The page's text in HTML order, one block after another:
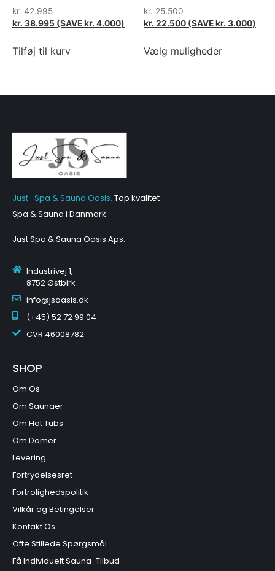
kr.42.995
kr. 38.995 (SAVEkr. 4.000)
Tilføj til kurv
kr.25.500
kr. 22.500 (SAVEkr. 3.000)
Vælg muligheder
Just- Spa & Sauna Oasis. Top kvalitet
Spa & Sauna i Danmark.
Just Spa & Sauna Oasis Aps.
Industrivej 1,
8752 Østbirk
info@jsoasis.dk
(+45) 52 72 99 04
CVR 46008782
SHOP
Om Os
Om Saunaer
Om Hot Tubs
Om Domer
Levering
Fortrydelsesret
Fortrolighedspolitik
Vilkår og Betingelser
Kontakt Os
Ofte Stillede Spørgsmål
Få Individuelt Sauna-Tilbud